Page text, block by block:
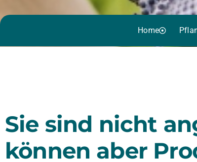
Home
Sie sind nicht
können aber